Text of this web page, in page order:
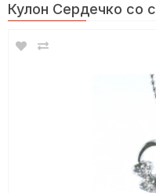
Кулон Сердечко со